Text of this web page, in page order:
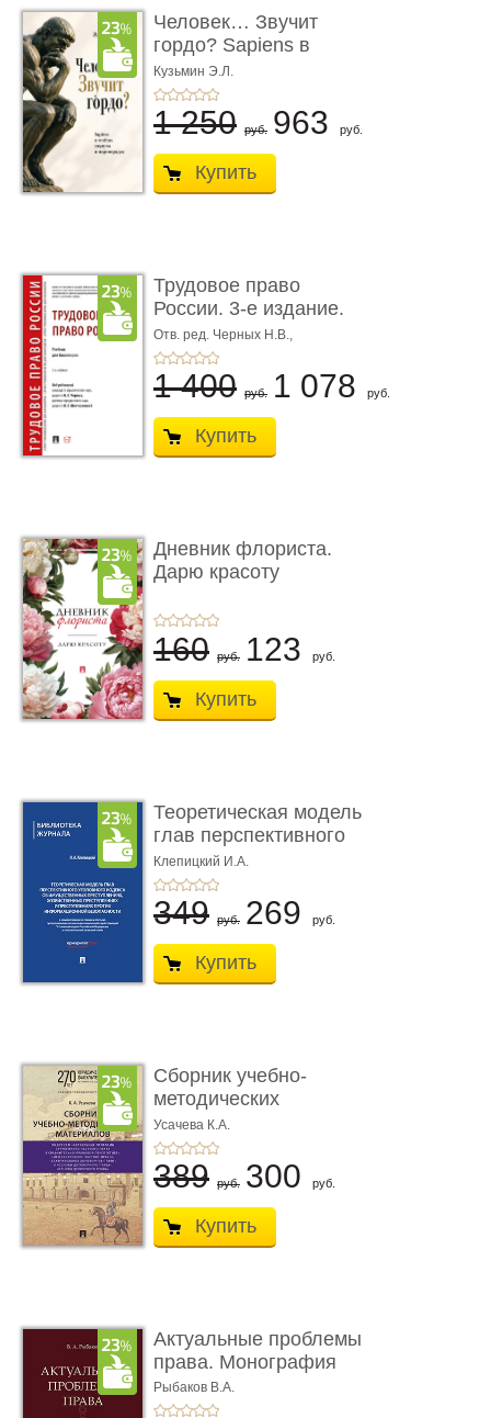
Человек… Звучит
гордо? Sapiens в
тенётах социума � ...
Кузьмин Э.Л.
1 250 руб. 963 руб.
Купить
Трудовое право
России. 3-е издание.
Учебник для ...
Отв. ред. Черных Н.В.,
Шестерякова И.В.
1 400 руб. 1 078 руб.
Купить
Дневник флориста.
Дарю красоту
160 руб. 123 руб.
Купить
Теоретическая модель
глав перспективного
УК о ...
Клепицкий И.А.
349 руб. 269 руб.
Купить
Сборник учебно-
методических
материалов по кур ...
Усачева К.А.
389 руб. 300 руб.
Купить
Актуальные проблемы
права. Монография
Рыбаков В.А.